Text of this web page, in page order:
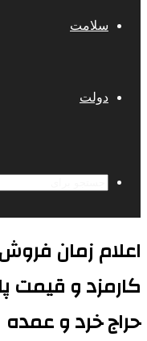
سلامت
دولت
اعلام زمان
کارمزد و قیمت
حراج خرد و عمده